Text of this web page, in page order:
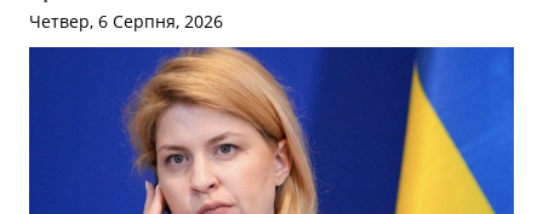
Четвер, 6 Серпня, 2026